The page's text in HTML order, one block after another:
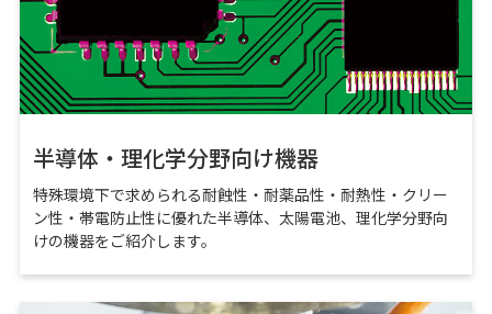
半導体・理化学分野向け機器
特殊環境下で求められる耐蝕性・耐薬品性・耐熱性・クリー
ン性・帯電防止性に優れた半導体、太陽電池、理化学分野向
けの機器をご紹介します。